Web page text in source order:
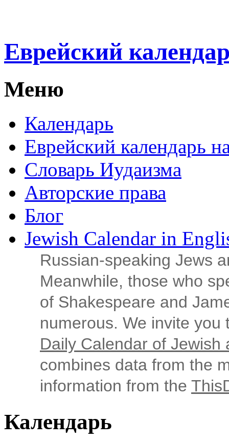
Еврейский
Меню
Календарь
Еврейский календарь
Словарь Иудаизма
Авторские права
Блог
Jewish Calendar in
Russian‑speaking Jews
Meanwhile, those who
of Shakespeare and
numerous. We invite
Daily Calendar of Jewish
combines data from the
information from the
Календарь